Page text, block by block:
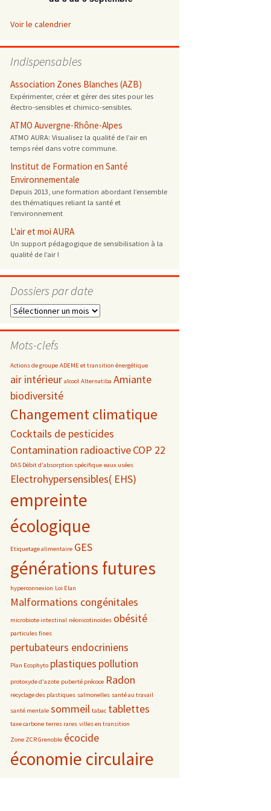
cuisson
Voir le calendrier
Indispensables
Association Zones Blanches (AZB)
Expérimenter, créer et gérer des sites pour les
électro-sensibles et chimico-sensibles.
ATMO Auvergne-Rhône-Alpes
ATMO AURA: Visualisez la qualité de l’air en
temps réel dans votre commune.
Institut de Formation en Santé
Environnementale
Depuis 2013, une formation abordant l’ensemble
des thématiques reliant la santé et
l’environnement
L'air et moi AURA
Un support pédagogique de sensibilisation à la
qualité de l’air !
Dossiers par date
Dossiers
date
Mots-clefs
Actions de groupe ADEME et transition énergétique
air intérieur alcool Alternatiba Amiante
biodiversité
Changement climatique
Cocktails de pesticides
Contamination radioactiveCOP 22
DAS Débit d'absorption spécifique eaux usées
Electrohypersensibles( EHS)
empreinte
écologique
Etiquetage alimentaire GES
générations futures
hyperconnexion Loi Elan
Malformations congénitales
microbiote intestinal néonicotinoïdes obésité
particules fines
pertubateurs endocriniens
Plan Ecophyto plastiques pollution
protoxyde d'azote puberté précoce Radon
recyclage des plastiques salmonelles santé au travail
santé mentale sommeil tabac tablettes
taxe carbone terres rares villes en transition
Zone ZCR Grenoble écocide
économie circulaire